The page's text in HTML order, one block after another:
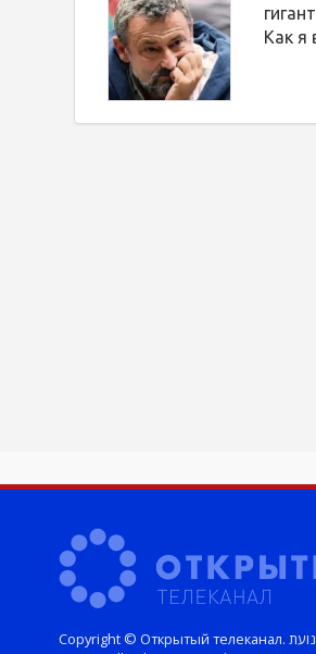
Как я
Copyright © Открытый телеканал. תנועת